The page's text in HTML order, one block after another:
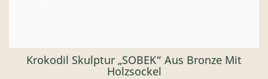
Krokodil Skulptur „SOBEK“ Aus Bronze Mit
Holzsockel